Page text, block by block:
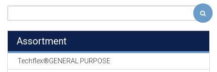
Assortment
Techflex®GENERAL PURPOSE